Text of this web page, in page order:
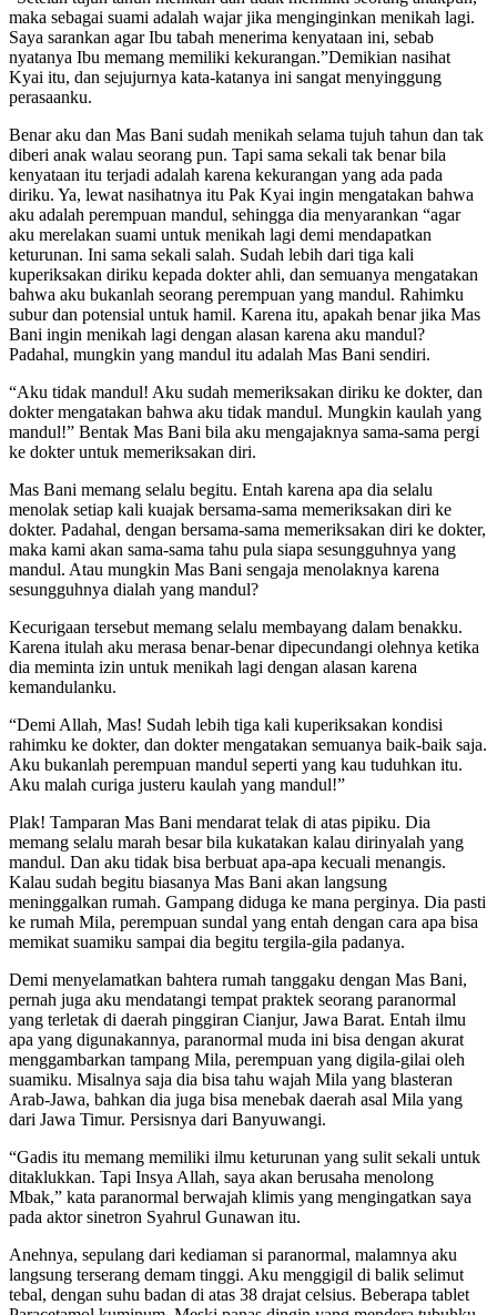
maka sebagai suami adalah wajar jika menginginkan menikah lagi.
Saya sarankan agar Ibu tabah menerima kenyataan ini, sebab
nyatanya Ibu memang memiliki kekurangan.”Demikian nasihat
Kyai itu, dan sejujurnya kata-katanya ini sangat menyinggung
perasaanku.
Benar aku dan Mas Bani sudah menikah selama tujuh tahun dan tak
diberi anak walau seorang pun. Tapi sama sekali tak benar bila
kenyataan itu terjadi adalah karena kekurangan yang ada pada
diriku. Ya, lewat nasihatnya itu Pak Kyai ingin mengatakan bahwa
aku adalah perempuan mandul, sehingga dia menyarankan “agar
aku merelakan suami untuk menikah lagi demi mendapatkan
keturunan. Ini sama sekali salah. Sudah lebih dari tiga kali
kuperiksakan diriku kepada dokter ahli, dan semuanya mengatakan
bahwa aku bukanlah seorang perempuan yang mandul. Rahimku
subur dan potensial untuk hamil. Karena itu, apakah benar jika Mas
Bani ingin menikah lagi dengan alasan karena aku mandul?
Padahal, mungkin yang mandul itu adalah Mas Bani sendiri.
“Aku tidak mandul! Aku sudah memeriksakan diriku ke dokter, dan
dokter mengatakan bahwa aku tidak mandul. Mungkin kaulah yang
mandul!” Bentak Mas Bani bila aku mengajaknya sama-sama pergi
ke dokter untuk memeriksakan diri.
Mas Bani memang selalu begitu. Entah karena apa dia selalu
menolak setiap kali kuajak bersama-sama memeriksakan diri ke
dokter. Padahal, dengan bersama-sama memeriksakan diri ke dokter,
maka kami akan sama-sama tahu pula siapa sesungguhnya yang
mandul. Atau mungkin Mas Bani sengaja menolaknya karena
sesungguhnya dialah yang mandul?
Kecurigaan tersebut memang selalu membayang dalam benakku.
Karena itulah aku merasa benar-benar dipecundangi olehnya ketika
dia meminta izin untuk menikah lagi dengan alasan karena
kemandulanku.
“Demi Allah, Mas! Sudah lebih tiga kali kuperiksakan kondisi
rahimku ke dokter, dan dokter mengatakan semuanya baik-baik saja.
Aku bukanlah perempuan mandul seperti yang kau tuduhkan itu.
Aku malah curiga justeru kaulah yang mandul!”
Plak! Tamparan Mas Bani mendarat telak di atas pipiku. Dia
memang selalu marah besar bila kukatakan kalau dirinyalah yang
mandul. Dan aku tidak bisa berbuat apa-apa kecuali menangis.
Kalau sudah begitu biasanya Mas Bani akan langsung
meninggalkan rumah. Gampang diduga ke mana perginya. Dia pasti
ke rumah Mila, perempuan sundal yang entah dengan cara apa bisa
memikat suamiku sampai dia begitu tergila-gila padanya.
Demi menyelamatkan bahtera rumah tanggaku dengan Mas Bani,
pernah juga aku mendatangi tempat praktek seorang paranormal
yang terletak di daerah pinggiran Cianjur, Jawa Barat. Entah ilmu
apa yang digunakannya, paranormal muda ini bisa dengan akurat
menggambarkan tampang Mila, perempuan yang digila-gilai oleh
suamiku. Misalnya saja dia bisa tahu wajah Mila yang blasteran
Arab-Jawa, bahkan dia juga bisa menebak daerah asal Mila yang
dari Jawa Timur. Persisnya dari Banyuwangi.
“Gadis itu memang memiliki ilmu keturunan yang sulit sekali untuk
ditaklukkan. Tapi Insya Allah, saya akan berusaha menolong
Mbak,” kata paranormal berwajah klimis yang mengingatkan saya
pada aktor sinetron Syahrul Gunawan itu.
Anehnya, sepulang dari kediaman si paranormal, malamnya aku
langsung terserang demam tinggi. Aku menggigil di balik selimut
tebal, dengan suhu badan di atas 38 drajat celsius. Beberapa tablet